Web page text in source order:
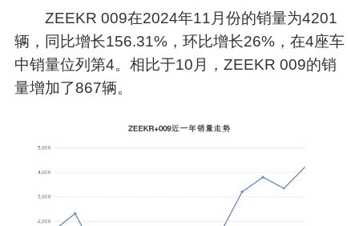
ZEEKR 009在2024年11月份的销量为4201
辆，同比增长156.31%，环比增长26%，在4座车
中销量位列第4。相比于10月，ZEEKR 009的销
量增加了867辆。